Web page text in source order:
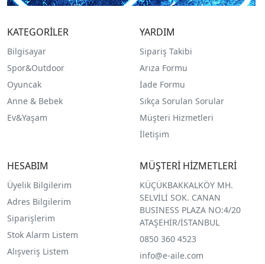
KATEGORİLER
Bilgisayar
Spor&Outdoor
Oyuncak
Anne & Bebek
Ev&Yaşam
YARDIM
Sipariş Takibi
Arıza Formu
İade Formu
Sıkça Sorulan Sorular
Müşteri Hizmetleri
İletişim
HESABIM
Üyelik Bilgilerim
Adres Bilgilerim
Siparişlerim
Stok Alarm Listem
Alışveriş Listem
MÜŞTERİ HİZMETLERİ
KÜÇÜKBAKKALKÖY MH.
SELVİLİ SOK. CANAN
BUSINESS PLAZA NO:4/20
ATAŞEHİR/İSTANBUL
0850 360 4523
info@e-aile.com